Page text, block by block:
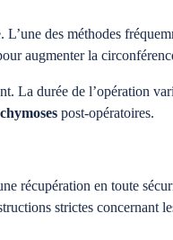
L’une des méthodes
augmenter la
La durée de l’opération
post-opératoires.
récupération en toute
strictes concernant